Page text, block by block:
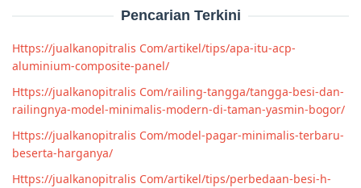
Pencarian Terkini
Https://jualkanopitralis Com/artikel/tips/apa-itu-acp-
aluminium-composite-panel/
Https://jualkanopitralis Com/railing-tangga/tangga-besi-dan-
railingnya-model-minimalis-modern-di-taman-yasmin-bogor/
Https://jualkanopitralis Com/model-pagar-minimalis-terbaru-
beserta-harganya/
Https://jualkanopitralis Com/artikel/tips/perbedaan-besi-h-